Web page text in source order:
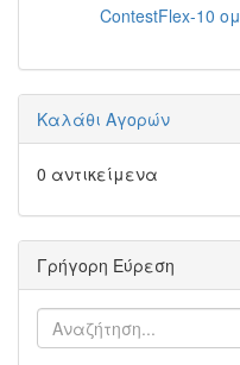
ContestFlex-10
Καλάθι Αγορών
0 αντικείμενα
Γρήγορη Εύρεση